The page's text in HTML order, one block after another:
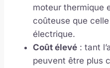
moteur thermique
coûteuse que
électrique.
Coût élevé : tant
peuvent être plus